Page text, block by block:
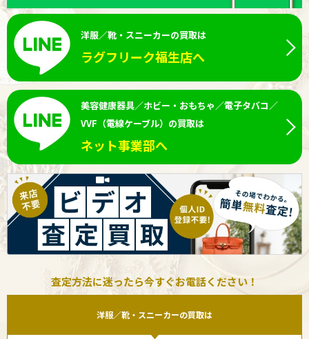
洋服／靴・スニーカーの買取は
ラグフリーク福生店へ
美容健康器具／ホビー・おもちゃ／電子タバコ／
VVF（電線ケーブル）の買取は
ネット事業部へ
査定方法に迷ったら今すぐお電話ください！
洋服／靴・スニーカーの買取は